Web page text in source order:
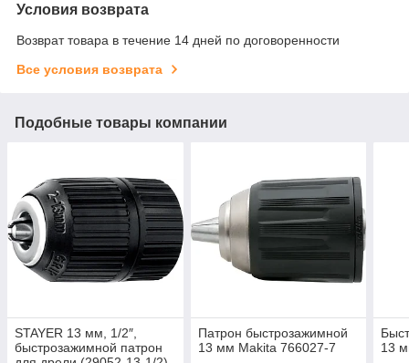
Условия возврата
Возврат товара в течение 14 дней по договоренности
Все условия возврата
Подобные товары компании
STAYER 13 мм, 1/2″,
быстрозажимной патрон
Патрон быстрозажимной
13 мм Makita 766027-7
13